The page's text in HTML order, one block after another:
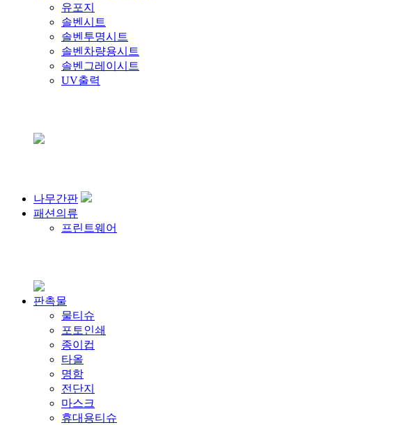
유포지
솔벤시트
솔벤투명시트
솔벤차량용시트
솔벤그레이시트
UV출력
나무간판
패션의류
프린트웨어
판촉물
물티슈
포토인쇄
종이컵
타올
명함
전단지
마스크
휴대용티슈